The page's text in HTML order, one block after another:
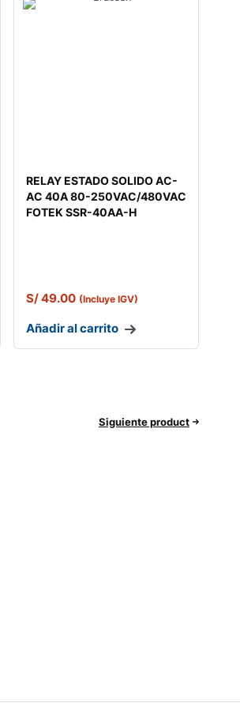
RELAY ESTADO SOLIDO AC-
AC 40A 80-250VAC/480VAC
FOTEK SSR-40AA-H
S/49.00 (Incluye IGV)
Añadir al carrito
Siguiente product